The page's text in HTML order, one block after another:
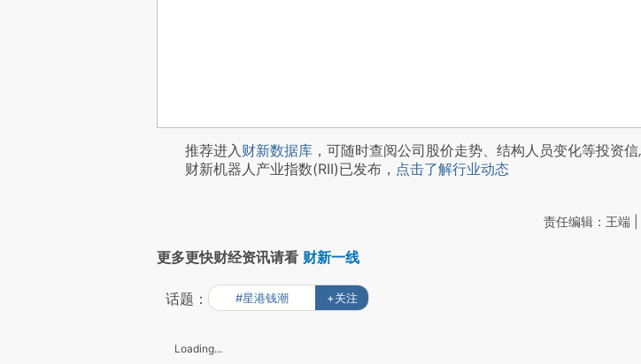
推荐进入财新数据库 ，可随时查阅公司股价走势、结构人员变化等投资信
财新机器人产业指数(RII)已发布， 点击了解行业动态
责任编辑：王端
更多更快财经资讯请看 财新一线
话题： #星港钱潮 +关注
Loading...